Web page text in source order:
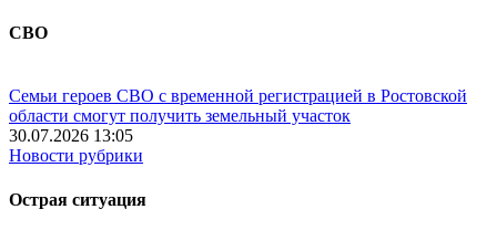
СВО
Семьи героев СВО с временной регистрацией в Ростовской
области смогут получить земельный участок
30.07.2026 13:05
Новости рубрики
Острая ситуация